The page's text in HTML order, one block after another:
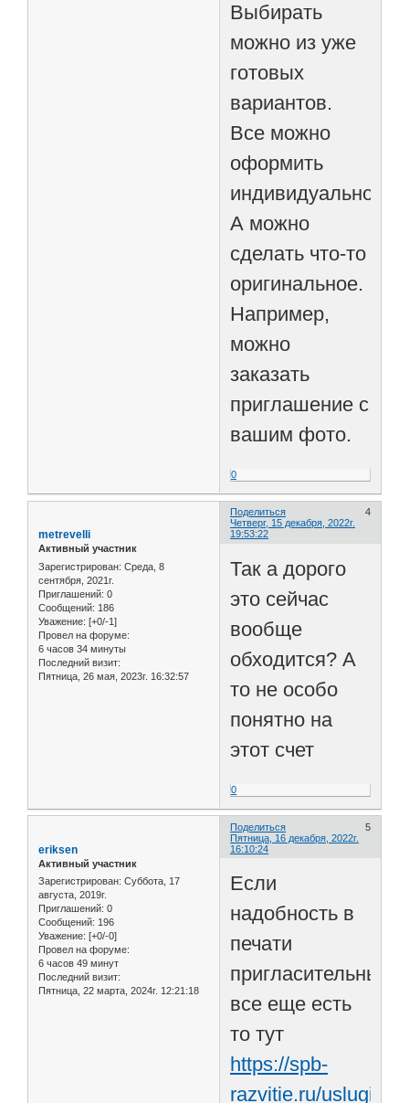
Выбирать
можно из уже
готовых
вариантов.
Все можно
оформить
индивидуально.
А можно
сделать что-то
оригинальное.
Например,
можно
заказать
приглашение с
вашим фото.
0
Поделиться
4
Четверг, 15 декабря, 2022г.
19:53:22
metrevelli
Активный участник
Зарегистрирован: Среда, 8
сентября, 2021г.
Приглашений: 0
Сообщений: 186
Уважение: [+0/-1]
Провел на форуме:
6 часов 34 минуты
Последний визит:
Пятница, 26 мая, 2023г. 16:32:57
Так а дорого
это сейчас
вообще
обходится? А
то не особо
понятно на
этот счет
0
Поделиться
5
Пятница, 16 декабря, 2022г.
16:10:24
eriksen
Активный участник
Зарегистрирован: Суббота, 17
августа, 2019г.
Приглашений: 0
Сообщений: 196
Уважение: [+0/-0]
Провел на форуме:
6 часов 49 минут
Последний визит:
Пятница, 22 марта, 2024г. 12:21:18
Если
надобность в
печати
пригласительных
все еще есть
то тут
https://spb-
razvitie.ru/uslugi/